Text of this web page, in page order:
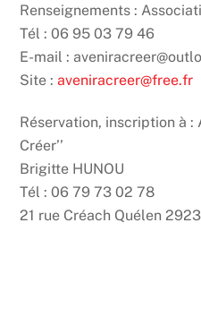
Renseignements :
Tél : 06 95 03 79 46
E-mail :
Site :aveniracreer@free.fr
Réservation, inscription à :
Créer’’
Brigitte HUNOU
Tél : 06 79 73 02 78
21 rue Créach Quélen